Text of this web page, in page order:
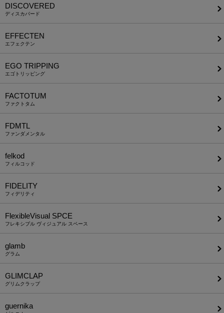
DISCOVERED
ディスカバード
EFFECTEN
エフェクテン
EGO TRIPPING
エゴトリッピング
FACTOTUM
ファクトタム
FDMTL
ファンダメンタル
felkod
フィルコッド
FIDELITY
フィデリティ
FlexibleVisual SPCE
フレキシブル ヴィジュアル スペース
glamb
グラム
GLIMCLAP
グリムクラップ
guernika